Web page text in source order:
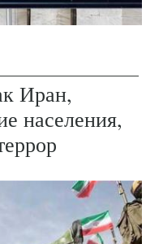
Иран,
населения,